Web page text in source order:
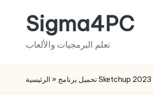
Sigma4PC
تعلم البرمجيات والألعاب
الرئيسية »